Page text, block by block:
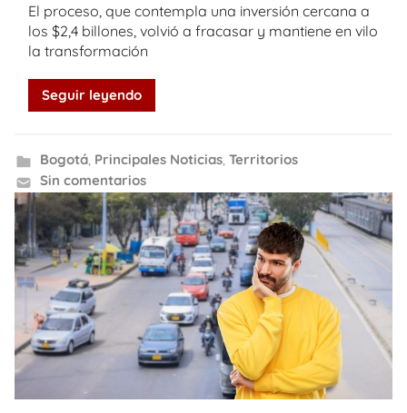
El proceso, que contempla una inversión cercana a
los $2,4 billones, volvió a fracasar y mantiene en vilo
la transformación
Seguir leyendo
Bogotá, Principales Noticias, Territorios
Sin comentarios